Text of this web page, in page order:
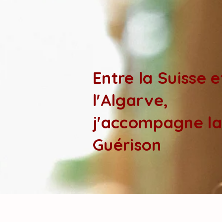
Entre la Suisse
l'Algarve,
j'accompagne la
Guérison